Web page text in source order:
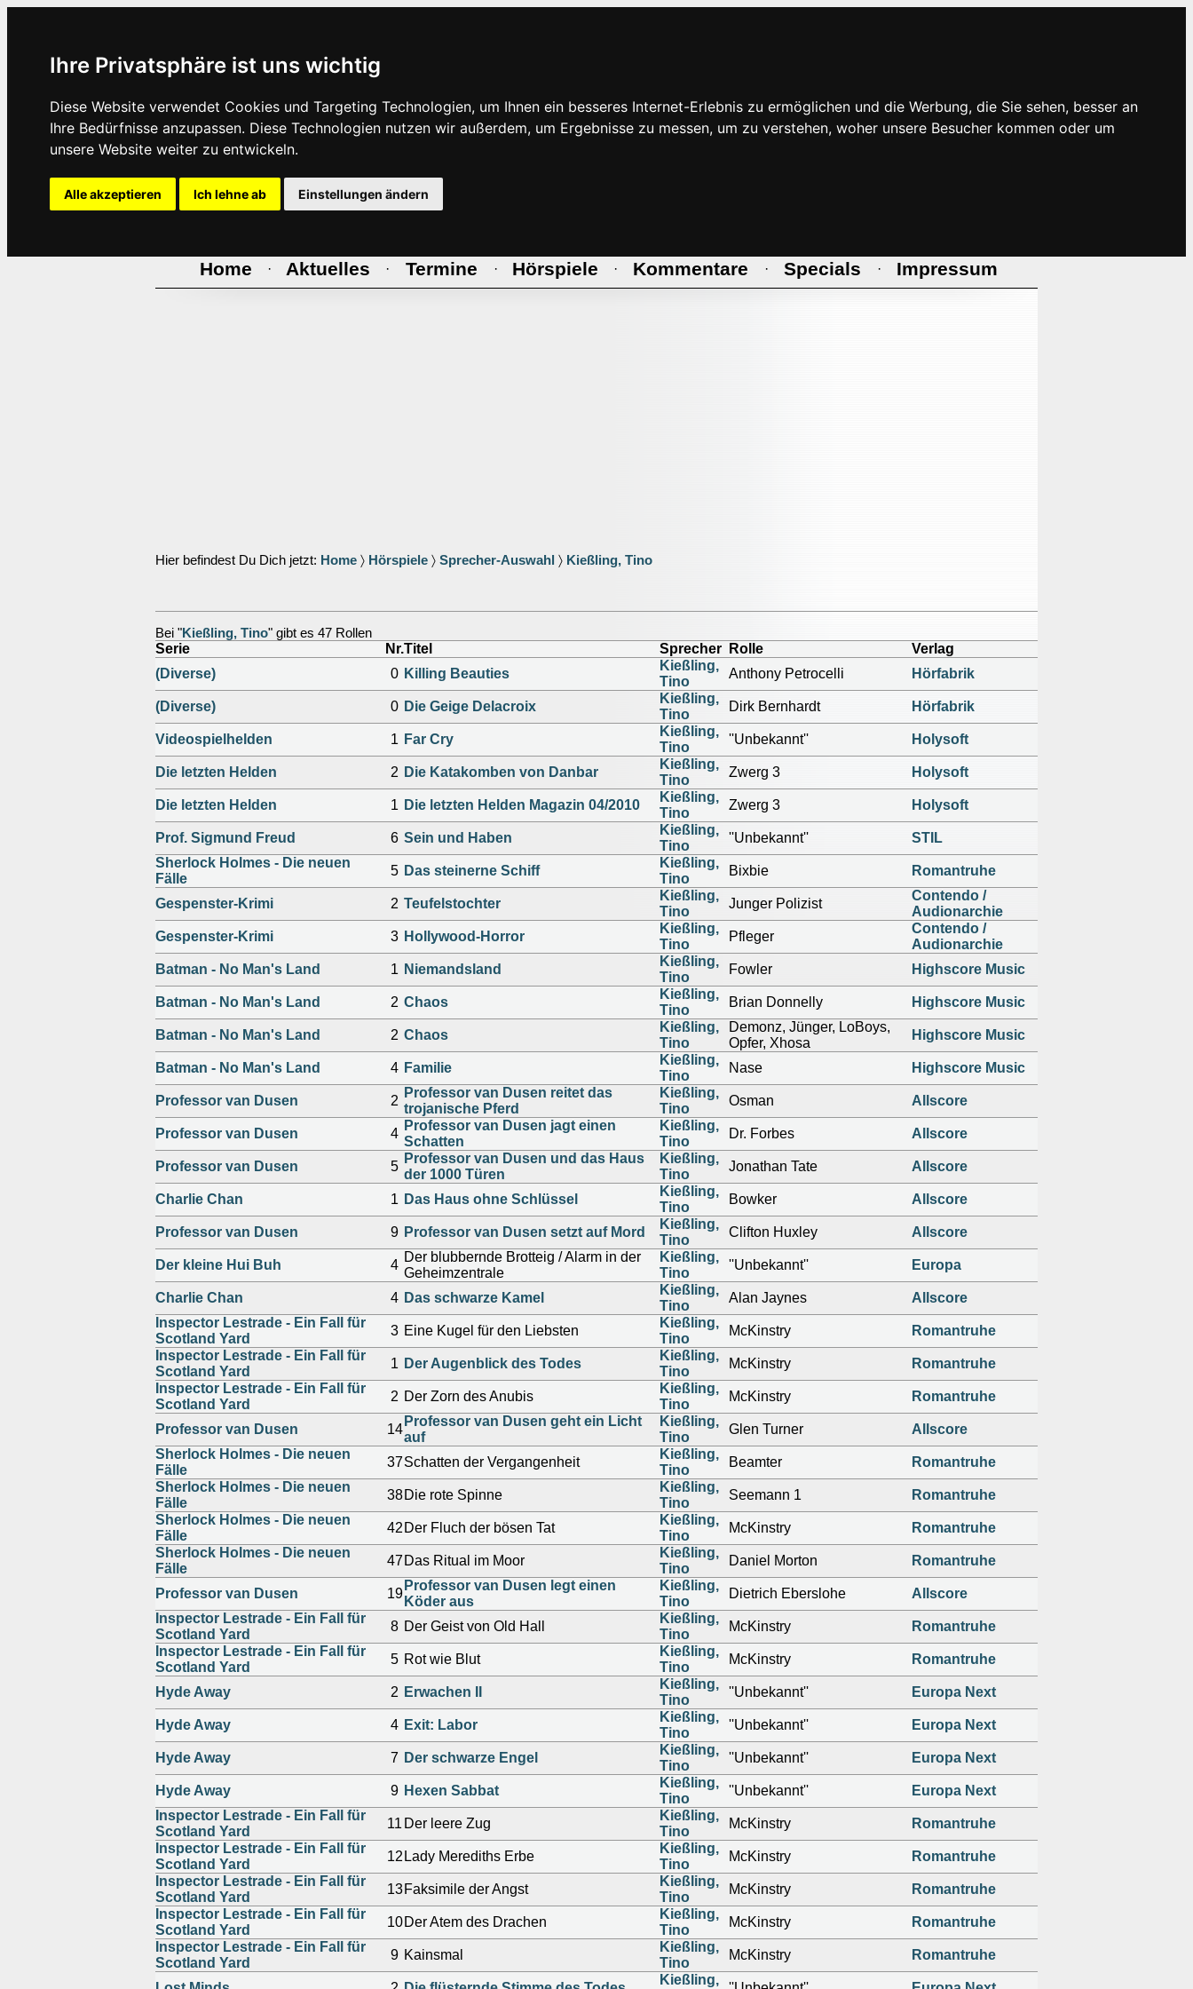
Ihre Privatsphäre ist uns wichtig
Diese Website verwendet Cookies und Targeting Technologien, um Ihnen ein besseres Internet-Erlebnis zu ermöglichen und die Werbung, die Sie sehen, besser an
Ihre Bedürfnisse anzupassen. Diese Technologien nutzen wir außerdem, um Ergebnisse zu messen, um zu verstehen, woher unsere Besucher kommen oder um
unsere Website weiter zu entwickeln.
Alle akzeptieren Ich lehne ab Einstellungen ändern
Home · Aktuelles · Termine · Hörspiele · Kommentare · Specials · Impressum
Hier befindest Du Dich jetzt: Home 〉 Hörspiele 〉 Sprecher-Auswahl 〉 Kießling, Tino
Bei "Kießling, Tino" gibt es 47 Rollen
Serie Nr.Titel Sprecher Rolle
Verlag
(Diverse)
0 Killing Beauties
Kießling,
Tino
Anthony Petrocelli Hörfabrik
(Diverse) 0 Die Geige Delacroix
Kießling,
Tino
Dirk Bernhardt Hörfabrik
Videospielhelden 1 Far Cry
Kießling,
Tino
''Unbekannt'' Holysoft
Die letzten Helden 2 Die Katakomben von Danbar
Kießling,
Tino
Zwerg 3 Holysoft
Die letzten Helden 1 Die letzten Helden Magazin 04/2010
Kießling,
Tino
Zwerg 3 Holysoft
Prof. Sigmund Freud 6 Sein und Haben
Kießling,
Tino
''Unbekannt''
STIL
Sherlock Holmes - Die neuen
Fälle
5 Das steinerne Schiff
Kießling,
Tino
Bixbie Romantruhe
Gespenster-Krimi 2 Teufelstochter
Kießling,
Tino
Junger Polizist
Contendo /
Audionarchie
Gespenster-Krimi
3 Hollywood-Horror
Kießling,
Tino
Pfleger
Contendo /
Audionarchie
Batman - No Man's Land
1 Niemandsland
Kießling,
Tino
Fowler Highscore Music
Batman - No Man's Land 2 Chaos
Kießling,
Tino
Brian Donnelly Highscore Music
Batman - No Man's Land 2 Chaos
Kießling,
Tino
Demonz, Jünger, LoBoys,
Opfer, Xhosa
Highscore Music
Batman - No Man's Land 4 Familie
Kießling,
Tino
Nase Highscore Music
Professor van Dusen 2
Professor van Dusen reitet das
trojanische Pferd
Kießling,
Tino
Osman Allscore
Professor van Dusen 4
Professor van Dusen jagt einen
Schatten
Kießling,
Tino
Dr. Forbes Allscore
Professor van Dusen 5
Professor van Dusen und das Haus
der 1000 Türen
Kießling,
Tino
Jonathan Tate Allscore
Charlie Chan 1 Das Haus ohne Schlüssel
Kießling,
Tino
Bowker Allscore
Professor van Dusen 9 Professor van Dusen setzt auf Mord
Kießling,
Tino
Clifton Huxley Allscore
Der kleine Hui Buh 4
Der blubbernde Brotteig / Alarm in der
Geheimzentrale
Kießling,
Tino
''Unbekannt'' Europa
Charlie Chan 4 Das schwarze Kamel
Kießling,
Tino
Alan Jaynes
Allscore
Inspector Lestrade - Ein Fall für
Scotland Yard
3 Eine Kugel für den Liebsten
Kießling,
Tino
McKinstry
Romantruhe
Inspector Lestrade - Ein Fall für
Scotland Yard
1 Der Augenblick des Todes
Kießling,
Tino
McKinstry
Romantruhe
Inspector Lestrade - Ein Fall für
Scotland Yard
2 Der Zorn des Anubis
Kießling,
Tino
McKinstry Romantruhe
Professor van Dusen 14
Professor van Dusen geht ein Licht
auf
Kießling,
Tino
Glen Turner
Allscore
Sherlock Holmes - Die neuen
Fälle
37Schatten der Vergangenheit
Kießling,
Tino
Beamter
Romantruhe
Sherlock Holmes - Die neuen
Fälle
38 Die rote Spinne
Kießling,
Tino
Seemann 1
Romantruhe
Sherlock Holmes - Die neuen
Fälle
42 Der Fluch der bösen Tat
Kießling,
Tino
McKinstry
Romantruhe
Sherlock Holmes - Die neuen
Fälle
47 Das Ritual im Moor
Kießling,
Tino
Daniel Morton Romantruhe
Professor van Dusen 19
Professor van Dusen legt einen
Köder aus
Kießling,
Tino
Dietrich Eberslohe
Allscore
Inspector Lestrade - Ein Fall für
Scotland Yard
8 Der Geist von Old Hall
Kießling,
Tino
McKinstry
Romantruhe
Inspector Lestrade - Ein Fall für
Scotland Yard
5 Rot wie Blut
Kießling,
Tino
McKinstry Romantruhe
Hyde Away 2 Erwachen II
Kießling,
Tino
''Unbekannt'' Europa Next
Hyde Away 4 Exit: Labor
Kießling,
Tino
''Unbekannt'' Europa Next
Hyde Away 7 Der schwarze Engel
Kießling,
Tino
''Unbekannt'' Europa Next
Hyde Away 9 Hexen Sabbat
Kießling,
Tino
''Unbekannt''
Europa Next
Inspector Lestrade - Ein Fall für
Scotland Yard
11 Der leere Zug
Kießling,
Tino
McKinstry
Romantruhe
Inspector Lestrade - Ein Fall für
Scotland Yard
12 Lady Merediths Erbe
Kießling,
Tino
McKinstry
Romantruhe
Inspector Lestrade - Ein Fall für
Scotland Yard
13 Faksimile der Angst
Kießling,
Tino
McKinstry
Romantruhe
Inspector Lestrade - Ein Fall für
Scotland Yard
10 Der Atem des Drachen
Kießling,
Tino
McKinstry
Romantruhe
Inspector Lestrade - Ein Fall für
Scotland Yard
9 Kainsmal
Kießling,
Tino
McKinstry Romantruhe
Kießling,